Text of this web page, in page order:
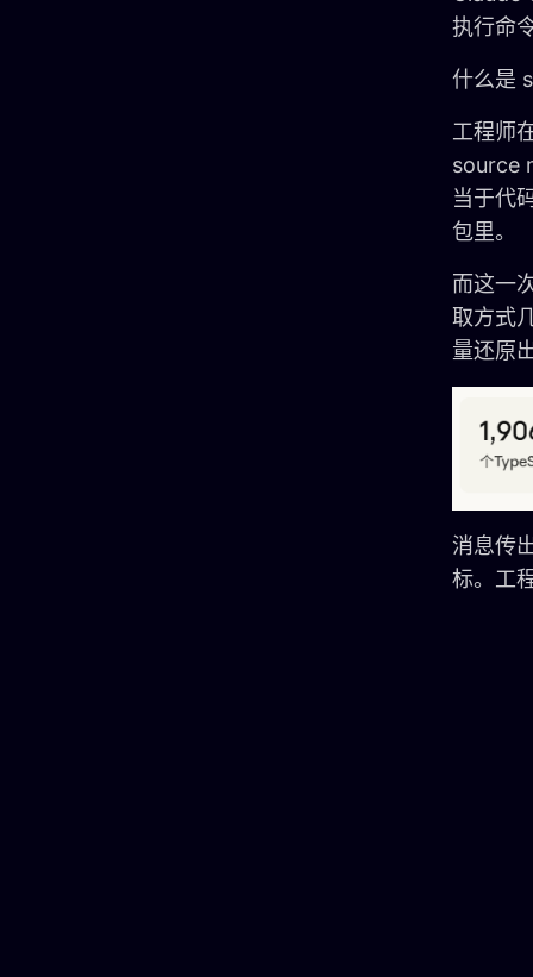
执行命
什么是
工程师
source
当于代
包里。
而这一
取方式
量还原
消息传
标。工